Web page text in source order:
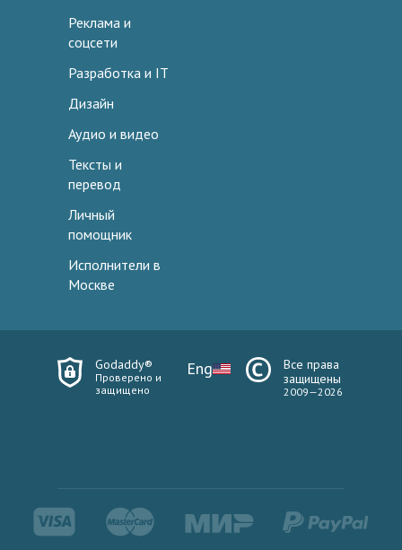
Реклама и
соцсети
Разработка и IT
Дизайн
Аудио и видео
Тексты и
перевод
Личный
помощник
Исполнители в
Москве
Godaddy®
Проверено и
защищено
Eng
Все права
защищены
2009—2026